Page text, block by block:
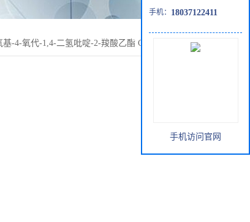
-4-氧代-1,4-二氢吡啶-2-羧酸乙酯 CAS:1985607-66-6
手机： 18037122411
手机访问官网